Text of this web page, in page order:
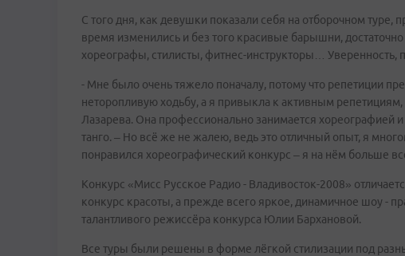
С того дня, как девушки показали себя на отборочном туре,
время изменились и без того красивые барышни,
хореографы, стилисты, фитнес-инструкторы… Уверенность,
- Мне было очень тяжело поначалу, потому что репетиции
неторопливую ходьбу, а я привыкла к активным
Лазарева. Она профессионально занимается хореографией
танго. – Но всё же не жалею, ведь это отличный опыт, я
понравился хореографический конкурс – я на нём больше
Конкурс «Мисс Русское Радио - Владивосток-2008»
конкурс красоты, а прежде всего яркое, динамичное шоу -
талантливого режиссёра конкурса Юлии Бархановой.
Все туры были решены в форме лёгкой стилизации под